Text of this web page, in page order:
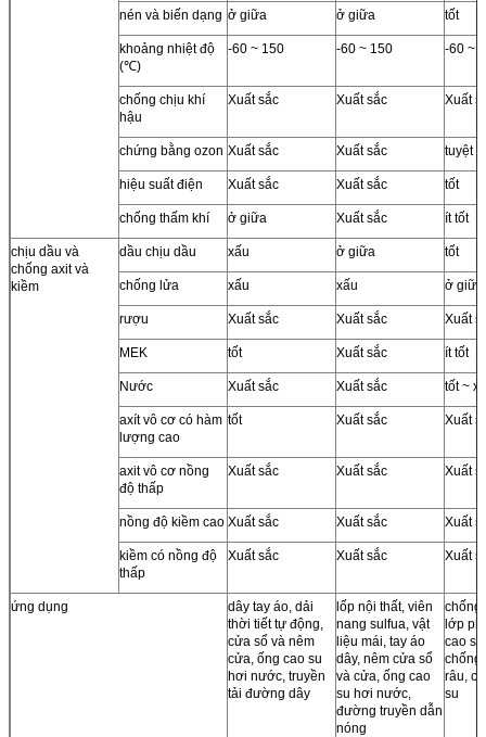
nén và biến dạng ở giữa ở giữa tốt
khoảng nhiệt độ
(℃)
-60 ~ 150 -60 ~ 150 -60 ~
chống chịu khí
hậu
Xuất sắc Xuất sắc Xuất
chứng bằng ozon Xuất sắc Xuất sắc tuyệt
hiệu suất điện Xuất sắc Xuất sắc tốt
chống thấm khí ở giữa Xuất sắc ít tốt
chịu dầu và
chống axit và
kiềm
dầu chịu dầu xấu ở giữa tốt
chống lửa xấu xấu ở giữa
rượu Xuất sắc Xuất sắc Xuất
MEK tốt Xuất sắc ít tốt
Nước Xuất sắc Xuất sắc tốt ~
axít vô cơ có hàm
lượng cao
tốt Xuất sắc Xuất
axit vô cơ nồng
độ thấp
Xuất sắc Xuất sắc Xuất
nồng độ kiềm cao Xuất sắc Xuất sắc Xuất
kiềm có nồng độ
thấp
Xuất sắc Xuất sắc Xuất
ứng dụng
dây tay áo, dải
thời tiết tự động,
cửa sổ và nêm
cửa, ống cao su
hơi nước, truyền
tải đường dây
lốp nội thất, viên
nang sulfua, vật
liệu mái, tay áo
dây, nêm cửa sổ
và cửa, ống cao
su hơi nước,
đường truyền dẫn
nóng
chống
lớp
cao
chống
râu,
su